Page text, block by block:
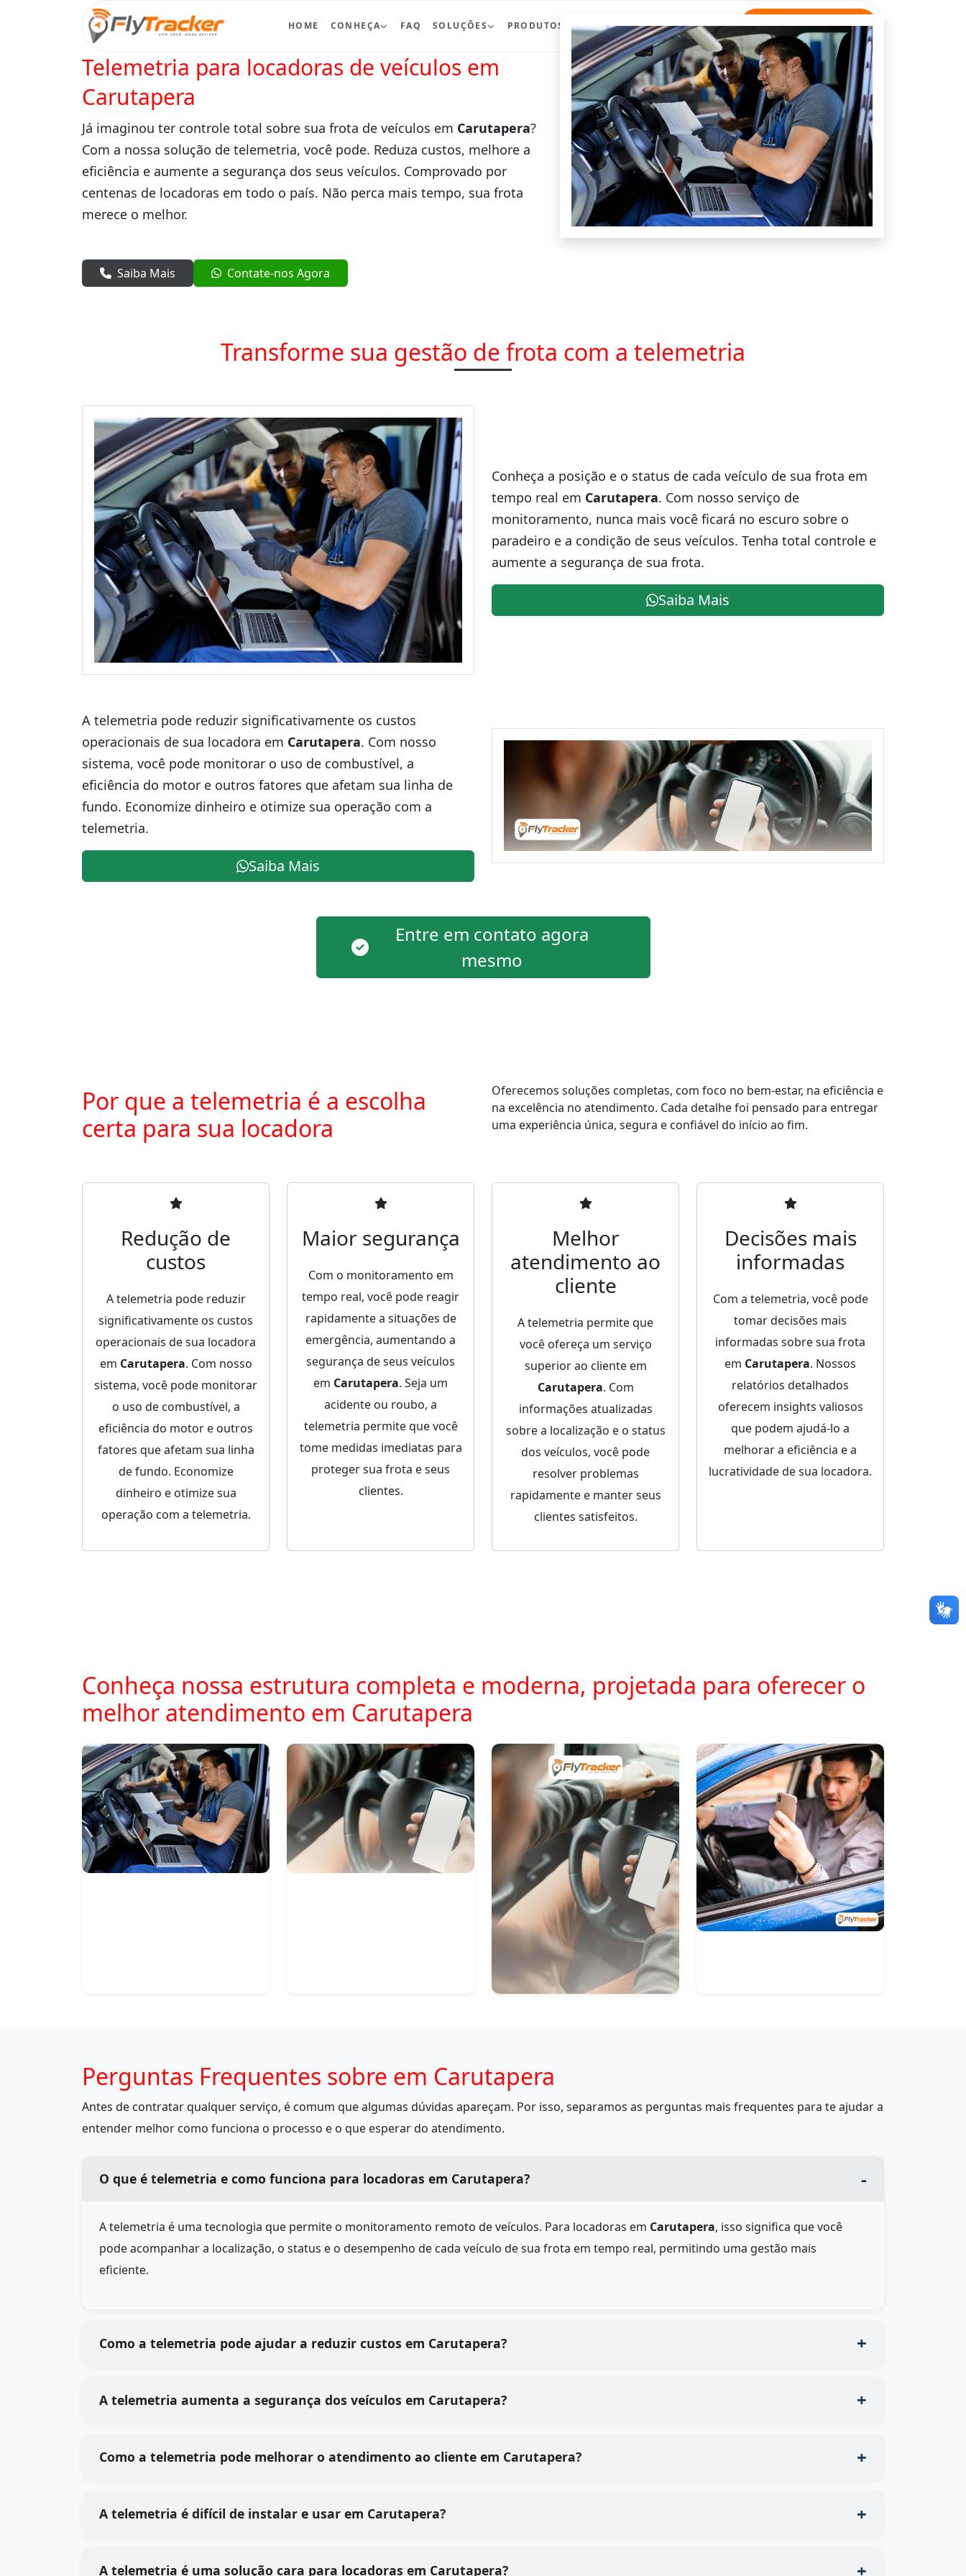
Rastreamento
HOME CONHEÇA FAQ SOLUÇÕES PRODUTOS BLOG CONTATO
Unidade Carutapera
Telemetria para locadoras de veículos em
Carutapera
Já imaginou ter controle total sobre sua frota de veículos em Carutapera?
Com a nossa solução de telemetria, você pode. Reduza custos, melhore a
eficiência e aumente a segurança dos seus veículos. Comprovado por
centenas de locadoras em todo o país. Não perca mais tempo, sua frota
merece o melhor.
Saiba Mais Contate-nos Agora
Transforme sua gestão de frota com a telemetria
Conheça a posição e o status de cada veículo de sua frota em
tempo real em Carutapera. Com nosso serviço de
monitoramento, nunca mais você ficará no escuro sobre o
paradeiro e a condição de seus veículos. Tenha total controle e
aumente a segurança de sua frota.
Saiba Mais
A telemetria pode reduzir significativamente os custos
operacionais de sua locadora em Carutapera. Com nosso
sistema, você pode monitorar o uso de combustível, a
eficiência do motor e outros fatores que afetam sua linha de
fundo. Economize dinheiro e otimize sua operação com a
telemetria.
Saiba Mais
Entre em contato agora
mesmo
Por que a telemetria é a escolha
certa para sua locadora
Oferecemos soluções completas, com foco no bem-estar, na eficiência e
na excelência no atendimento. Cada detalhe foi pensado para entregar
uma experiência única, segura e confiável do início ao fim.
Redução de
custos
A telemetria pode reduzir
significativamente os custos
operacionais de sua locadora
em Carutapera. Com nosso
sistema, você pode monitorar
o uso de combustível, a
eficiência do motor e outros
fatores que afetam sua linha
de fundo. Economize
dinheiro e otimize sua
operação com a telemetria.
Maior segurança
Com o monitoramento em
tempo real, você pode reagir
rapidamente a situações de
emergência, aumentando a
segurança de seus veículos
em Carutapera. Seja um
acidente ou roubo, a
telemetria permite que você
tome medidas imediatas para
proteger sua frota e seus
clientes.
Melhor
atendimento ao
cliente
A telemetria permite que
você ofereça um serviço
superior ao cliente em
Carutapera. Com
informações atualizadas
sobre a localização e o status
dos veículos, você pode
resolver problemas
rapidamente e manter seus
clientes satisfeitos.
Decisões mais
informadas
Com a telemetria, você pode
tomar decisões mais
informadas sobre sua frota
em Carutapera. Nossos
relatórios detalhados
oferecem insights valiosos
que podem ajudá-lo a
melhorar a eficiência e a
lucratividade de sua locadora.
Conheça nossa estrutura completa e moderna, projetada para oferecer o
melhor atendimento em Carutapera
Perguntas Frequentes sobre em Carutapera
Antes de contratar qualquer serviço, é comum que algumas dúvidas apareçam. Por isso, separamos as perguntas mais frequentes para te ajudar a
entender melhor como funciona o processo e o que esperar do atendimento.
O que é telemetria e como funciona para locadoras em Carutapera?
A telemetria é uma tecnologia que permite o monitoramento remoto de veículos. Para locadoras em Carutapera, isso significa que você
pode acompanhar a localização, o status e o desempenho de cada veículo de sua frota em tempo real, permitindo uma gestão mais
eficiente.
Como a telemetria pode ajudar a reduzir custos em Carutapera?
A telemetria aumenta a segurança dos veículos em Carutapera?
Como a telemetria pode melhorar o atendimento ao cliente em Carutapera?
A telemetria é difícil de instalar e usar em Carutapera?
A telemetria é uma solução cara para locadoras em Carutapera?